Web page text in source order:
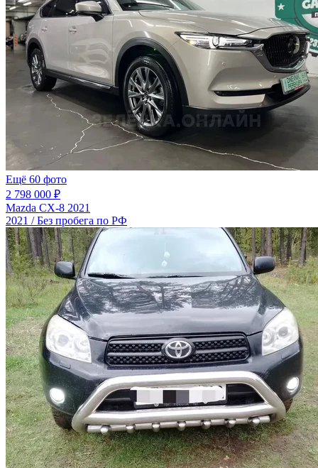
Ещё 60 фото
2 798 000 ₽
Mazda CX-8 2021
2021 / Без пробега по РФ